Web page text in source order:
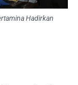
Hadirkan